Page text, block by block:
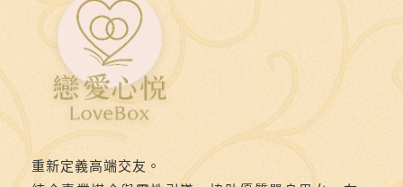
重新定義高端交友。